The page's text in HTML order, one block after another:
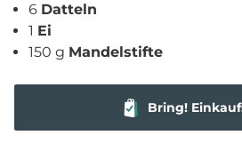
6 Datteln
1 Ei
150 g Mandelstifte
Bring!